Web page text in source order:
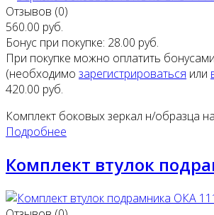
Отзывов (0)
560.00 руб.
Бонус при покупке: 28.00 руб.
При покупке можно оплатить
(необходимо зарегистрироваться или
420.00 руб.
Комплект боковых зеркал н/образца
Подробнее
Комплект втулок